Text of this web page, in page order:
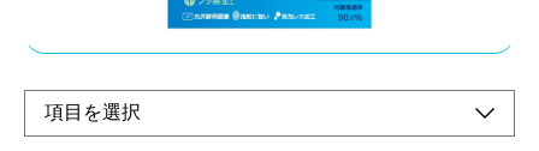
オンラインショップ